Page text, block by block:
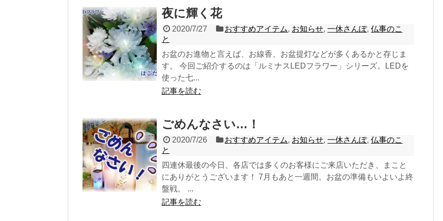
夜に輝く花
2020/7/27 おすすめアイテム, お知らせ,一休さんぽ,仏事のこ
と
お盆のお進物と言えば、お線香、お盆提灯などが多くあるかと存じま
す。 今回ご紹介するのは「ルミナスLEDフラワー」シリーズ。LEDを
使った七...
記事を読む
ごめんなさい…！
2020/7/26 おすすめアイテム, お知らせ,一休さんぽ,仏事のこ
と
四連休最後の今日、各店では多くのお客様にご来店いただき、まこと
にありがとうございます！ 7月もあと一週間。お盆の準備もいよいよ終
盤戦。 ...
記事を読む